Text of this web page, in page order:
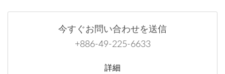
今すぐお問い合わせを送信
+886-49-225-6633
詳細